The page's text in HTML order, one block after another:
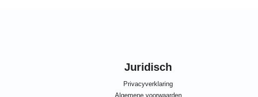
Juridisch
Privacyverklaring
Algemene voorwaarden